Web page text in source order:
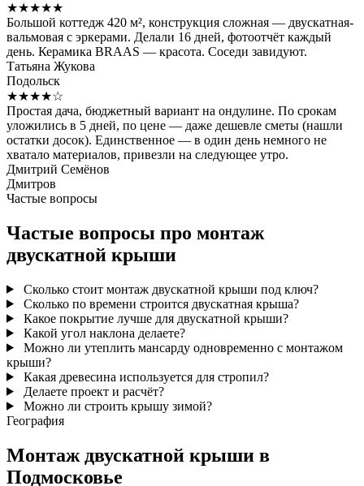
★★★★★
Большой коттедж 420 м², конструкция сложная — двускатная-
вальмовая с эркерами. Делали 16 дней, фотоотчёт каждый
день. Керамика BRAAS — красота. Соседи завидуют.
Татьяна Жукова
Подольск
★★★★☆
Простая дача, бюджетный вариант на ондулине. По срокам
уложились в 5 дней, по цене — даже дешевле сметы (нашли
остатки досок). Единственное — в один день немного не
хватало материалов, привезли на следующее утро.
Дмитрий Семёнов
Дмитров
Частые вопросы
Частые вопросы про монтаж
двускатной крыши
Сколько стоит монтаж двускатной крыши под ключ?
Сколько по времени строится двускатная крыша?
Какое покрытие лучше для двускатной крыши?
Какой угол наклона делаете?
Можно ли утеплить мансарду одновременно с монтажом
крыши?
Какая древесина используется для стропил?
Делаете проект и расчёт?
Можно ли строить крышу зимой?
География
Монтаж двускатной крыши в
Подмосковье